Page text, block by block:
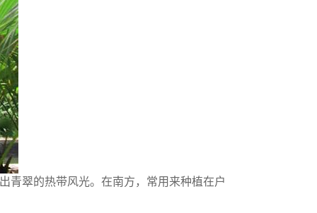
青翠的热带风光。在南方，常用来种植在户